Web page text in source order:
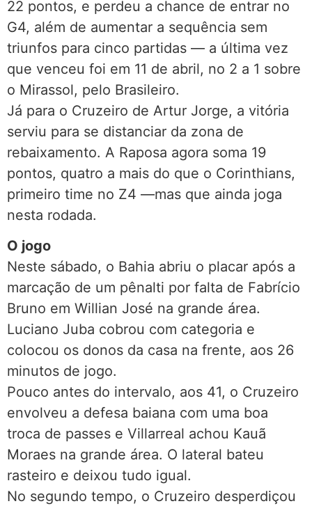
22 pontos, e perdeu a chance de entrar no
G4, além de aumentar a sequência sem
triunfos para cinco partidas — a última vez
que venceu foi em 11 de abril, no 2 a 1 sobre
o Mirassol, pelo Brasileiro.
Já para o Cruzeiro de Artur Jorge, a vitória
serviu para se distanciar da zona de
rebaixamento. A Raposa agora soma 19
pontos, quatro a mais do que o Corinthians,
primeiro time no Z4 —mas que ainda joga
nesta rodada.
O jogo
Neste sábado, o Bahia abriu o placar após a
marcação de um pênalti por falta de Fabrício
Bruno em Willian José na grande área.
Luciano Juba cobrou com categoria e
colocou os donos da casa na frente, aos 26
minutos de jogo.
Pouco antes do intervalo, aos 41, o Cruzeiro
envolveu a defesa baiana com uma boa
troca de passes e Villarreal achou Kauã
Moraes na grande área. O lateral bateu
rasteiro e deixou tudo igual.
No segundo tempo, o Cruzeiro desperdiçou